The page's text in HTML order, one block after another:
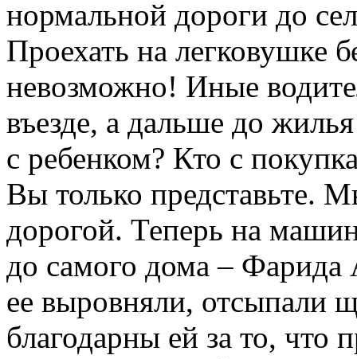
нормальной дороги до
Проехать на легковушке
невозможно! Иные
въезде, а дальше до
с ребенком? Кто с
Вы только представьте.
дорогой. Теперь на
до самого дома – Фарида
ее выровняли, отсыпали
благодарны ей за то, что